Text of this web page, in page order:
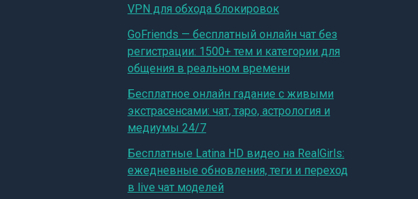
VPN для обхода блокировок
GoFriends — бесплатный онлайн чат без
регистрации: 1500+ тем и категории для
общения в реальном времени
Бесплатное онлайн гадание с живыми
экстрасенсами: чат, таро, астрология и
медиумы 24/7
Бесплатные Latina HD видео на RealGirls:
ежедневные обновления, теги и переход
в live чат моделей